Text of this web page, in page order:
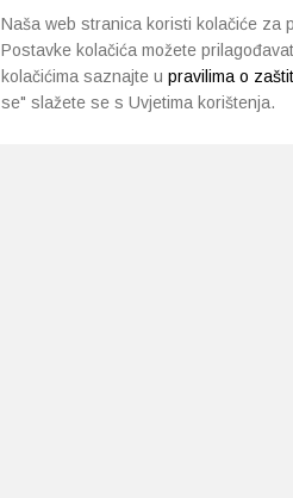
Naša web stranica koristi kolačiće za
Postavke kolačića možete
kolačićima saznajte u pravilima o
se" slažete se s Uvjetima korištenja.